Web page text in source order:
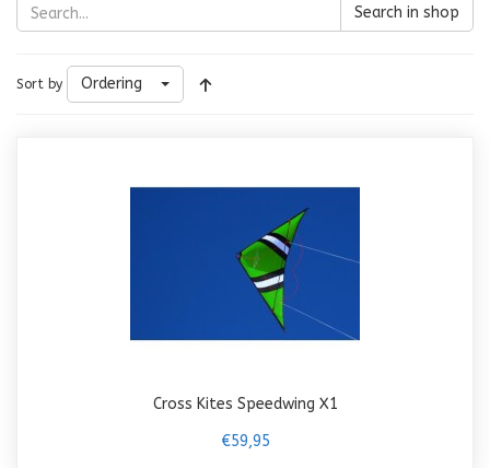
Search in shop
Sort by Ordering
Cross Kites Speedwing X1
€59,95